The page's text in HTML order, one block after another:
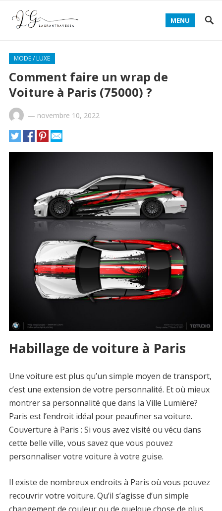
MENU
MODE / LUXE
Comment faire un wrap de
Voiture à Paris (75000) ?
— novembre 10, 2022
Habillage de voiture à Paris
Une voiture est plus qu’un simple moyen de transport,
c’est une extension de votre personnalité. Et où mieux
montrer sa personnalité que dans la Ville Lumière?
Paris est l’endroit idéal pour peaufiner sa voiture.
Couverture à Paris : Si vous avez visité ou vécu dans
cette belle ville, vous savez que vous pouvez
personnaliser votre voiture à votre guise.
Il existe de nombreux endroits à Paris où vous pouvez
recouvrir votre voiture. Qu’il s’agisse d’un simple